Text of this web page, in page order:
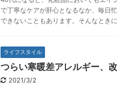
で丁寧なケアが肝心となるなか、毎日
できないこともあります。そんなとき
ライフスタイル
つらい寒暖差アレルギー、
2021/3/2